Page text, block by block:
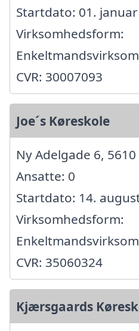
Startdato: 01.
Virksomhedsform:
CVR: 30007093
Joe´s Køreskole
Ny Adelgade 6, 5610
Ansatte: 0
Startdato: 14.
Virksomhedsform:
CVR: 35060324
Kjærsgaards